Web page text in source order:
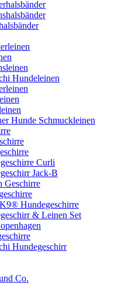
Hundeleinen
Hunde Schmuckleinen
Curli
Jack-B
Geschirre
Hundegeschirre
& Leinen Set
Hundegeschirr
Co.